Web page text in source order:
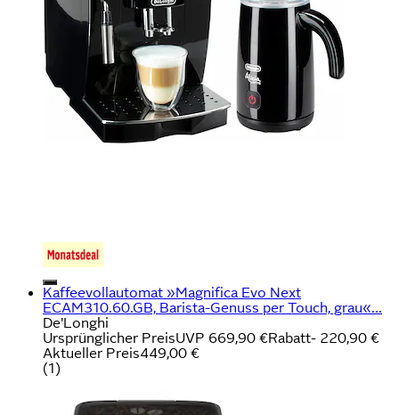
Kaffeevollautomat »Magnifica Evo Next
ECAM310.60.GB, Barista-Genuss per Touch, grau«...
De'Longhi
Ursprünglicher PreisUVP 669,90 €Rabatt- 220,90 €
Aktueller Preis449,00 €
(1)